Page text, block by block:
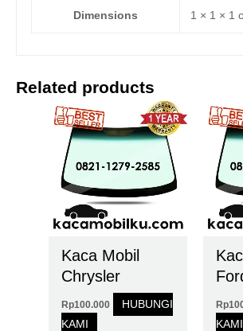
Dimensions 1 × 1 × 1
Related products
Kaca Mobil
Chrysler
Rp100.000
HUBUNGI
KAMI
Rp
KAMI